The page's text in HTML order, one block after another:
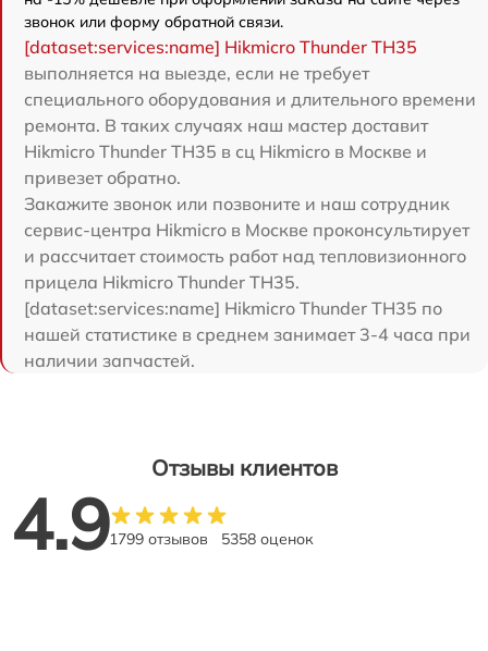
звонок или форму обратной связи.
[dataset:services:name] Hikmicro Thunder TH35
выполняется на выезде, если не требует
специального оборудования и длительного времени
ремонта. В таких случаях наш мастер доставит
Hikmicro Thunder TH35 в сц Hikmicro в Москве и
привезет обратно.
Закажите звонок или позвоните и наш сотрудник
сервис-центра Hikmicro в Москве проконсультирует
и рассчитает стоимость работ над тепловизионного
прицела Hikmicro Thunder TH35.
[dataset:services:name] Hikmicro Thunder TH35 по
нашей статистике в среднем занимает 3-4 часа при
наличии запчастей.
Отзывы клиентов
4.91799 отзывов 5358 оценок